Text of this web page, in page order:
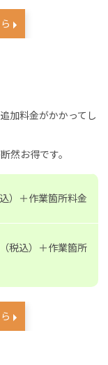
加料金がかかってし
然お得です。
）＋作業箇所料金
税込）＋作業箇所